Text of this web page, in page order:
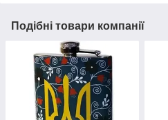
Подібні товари компанії